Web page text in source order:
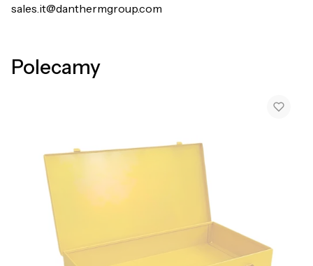
sales.it@danthermgroup.com
Polecamy